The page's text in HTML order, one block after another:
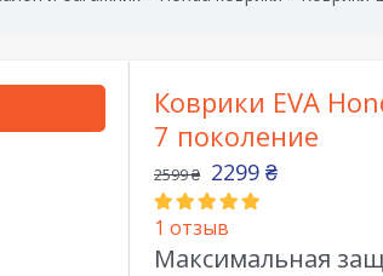
Коврики EVA
7 поколение
2599₴ 2299 ₴
1 отзыв
Максимальная